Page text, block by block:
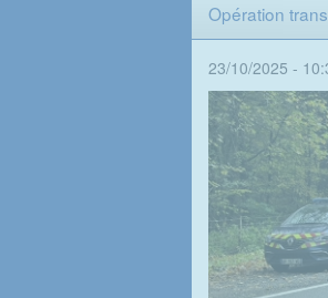
Opération
23/10/2025 -